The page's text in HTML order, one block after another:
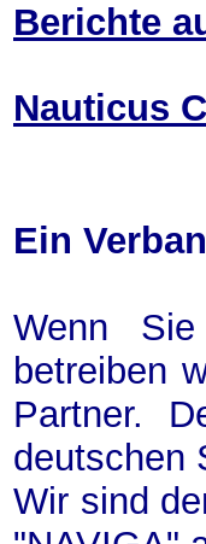
Berichte
Nauticus
Ein
Wenn
betreiben
Partner.
deutschen
Wir sind